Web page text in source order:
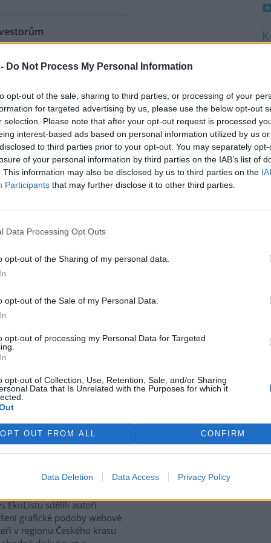
Do Not Process My Personal Information
opt-out of the sale, sharing to third parties, or processing of your
for targeted advertising by us, please use the below opt-out
selection. Please note that after your opt-out request is processed
interest-based ads based on personal information utilized by us
to third parties prior to your opt-out. You may separately
of your personal information by third parties on the IAB’s list of
This information may also be disclosed by us to third parties on the
Participants that may further disclose it to other third parties.
Data Processing Opt Outs
opt-out of the Sharing of my personal data.
opt-out of the Sale of my Personal Data.
opt-out of processing my Personal Data for Targeted
opt-out of Collection, Use, Retention, Sale, and/or Sharing
Data that Is Unrelated with the Purposes for which it
OPT OUT FROM ALL CONFIRM
Data Deletion Data Access Privacy Policy
)
vyhlásili radní ve
se zvyšující tlaky
v tomto horském středisku
muset zatím blíže
množství energie
vyprodukovala v
(JEDU) na Třebíčsku. "Rok
v historii
při srovnání s
unie," uvedl pro ČIA mluvčí
kapitál
s česko - polskou hranicí
investor.
příslušný návrh na
investicích,
předložilo
rozhodováním o tom,
opravdu se zabývala pouze
kapitál pro výstavbu
dopravy Jaromír
komunikovat
regionální server Český
EkoListu sdělili autoři
grafické podoby webové
v regionu Českého krasu